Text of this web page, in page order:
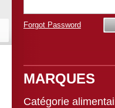
Forgot Password
MARQUES
Catégorie